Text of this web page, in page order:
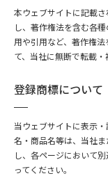
本ウェブサイトに記載
し、著作権法を含む各
用や引用など、著作権
て、当社に無断で転載
登録商標について
当ウェブサイトに表示
名・商品名等は、当社
し、各ページにおいて
ってください。